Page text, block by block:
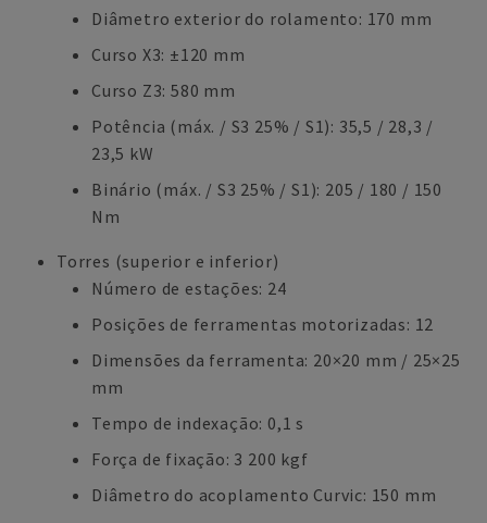
Diâmetro exterior do rolamento: 170 mm
Curso X3: ±120 mm
Curso Z3: 580 mm
Potência (máx. / S3 25% / S1): 35,5 / 28,3 /
23,5 kW
Binário (máx. / S3 25% / S1): 205 / 180 / 150
Nm
Torres (superior e inferior)
Número de estações: 24
Posições de ferramentas motorizadas: 12
Dimensões da ferramenta: 20×20 mm / 25×25
mm
Tempo de indexação: 0,1 s
Força de fixação: 3 200 kgf
Diâmetro do acoplamento Curvic: 150 mm